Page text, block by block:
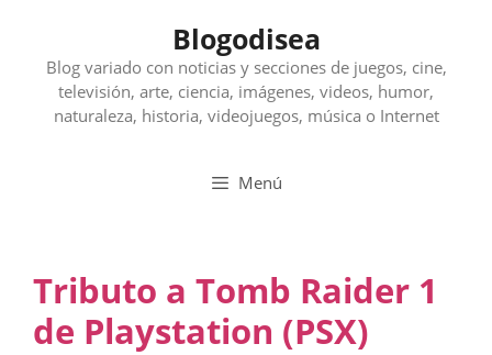
contenido
Blogodisea
Blog variado con noticias y secciones de juegos, cine,
televisión, arte, ciencia, imágenes, videos, humor,
naturaleza, historia, videojuegos, música o Internet
Menú
Tributo a Tomb Raider 1
de Playstation (PSX)